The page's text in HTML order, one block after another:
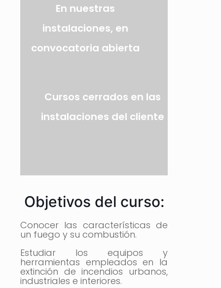
En nuestras
instalaciones, en
convocatoria abierta
Cursos cerrados en las
instalaciones del cliente
Objetivos del curso:
Conocer las características de
un fuego y su combustión.
Estudiar los equipos y
herramientas empleados en la
extinción de incendios urbanos,
industriales e interiores.